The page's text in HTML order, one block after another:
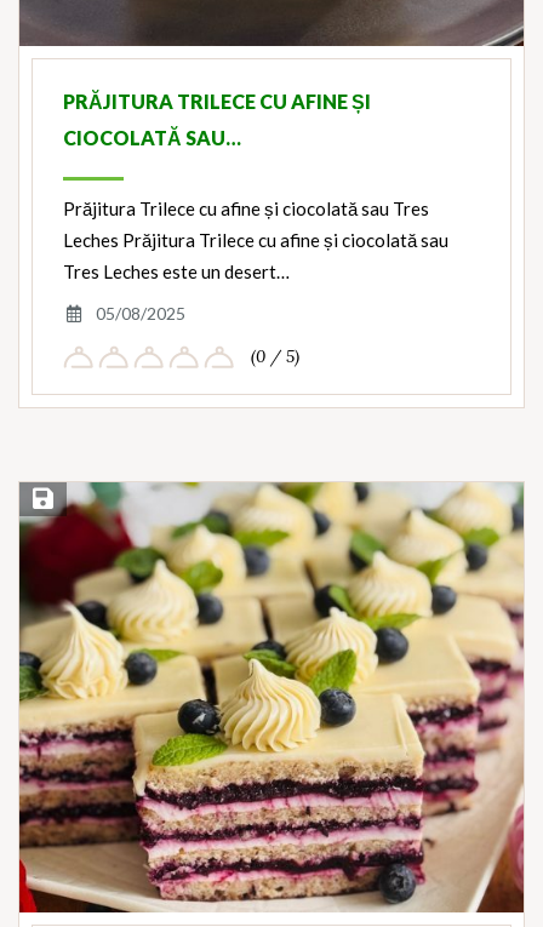
PRĂJITURA TRILECE CU AFINE ȘI
CIOCOLATĂ SAU…
Prăjitura Trilece cu afine și ciocolată sau Tres
Leches Prăjitura Trilece cu afine și ciocolată sau
Tres Leches este un desert…
05/08/2025
(0 / 5)
Save Recipe